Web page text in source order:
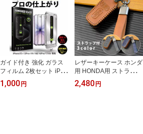
ガイド付き 強化 ガラス
フィルム 2枚セット iPho
ne 13 13Pro 14 16e 16pr
o 17 air 対応 iphone各種
1,000 円
レザーキーケース ホンダ
用 HONDA用 ストラップ
付き N-BOX キーケース
N-BOXカスタム N-BOX+
2,480 円